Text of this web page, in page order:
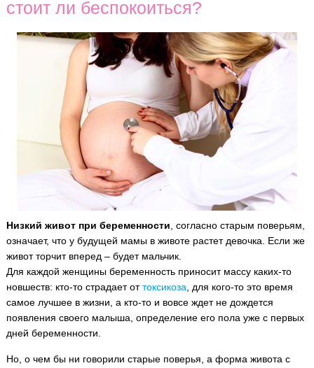
стоит ли беспокоиться?
Низкий живот при беременности , согласно старым поверьям,
означает, что у будущей мамы в животе растет девочка. Если же
живот торчит вперед – будет мальчик.
Для каждой женщины беременность приносит массу каких-то
новшеств: кто-то страдает оттоксикоза , для кого-то это время
самое лучшее в жизни, а кто-то и вовсе ждет не дождется
появления своего малыша, определение его пола уже с первых
дней беременности.
Но, о чем бы ни говорили старые поверья, а форма живота с